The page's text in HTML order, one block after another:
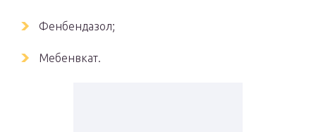
Фенбендазол;
Мебенвкат.